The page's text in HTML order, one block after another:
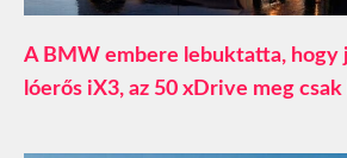
A BMW embere lebuktatta, hogy
lóerős iX3, az 50 xDrive meg